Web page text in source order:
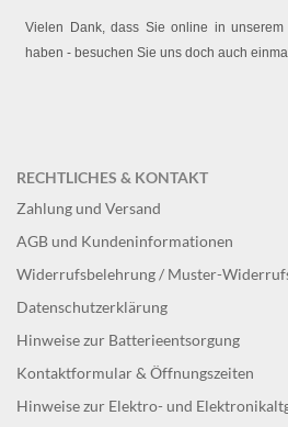
Vielen Dank, dass Sie online in unserem
haben - besuchen Sie uns doch auch
RECHTLICHES & KONTAKT
Zahlung und Versand
AGB und Kundeninformationen
Widerrufsbelehrung / Muster-
Datenschutzerklärung
Hinweise zur Batterieentsorgung
Kontaktformular & Öffnungszeiten
Hinweise zur Elektro- und